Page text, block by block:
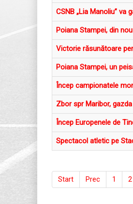
CSNB „Lia Manoliu”
Poiana Stampei, din
Victorie răsunătoare
Poiana Stampei, un
Încep campionatele
Zbor spr Maribor, gazda
Încep Europenele de
Spectacol atletic pe
Start Prec 1 2